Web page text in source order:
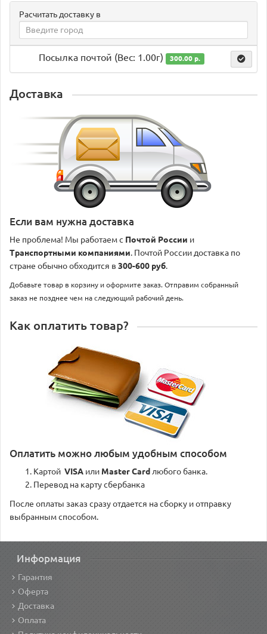
Расчитать доставку в
Посылка почтой (Вес: 1.00г) 300.00 р.
Доставка
Если вам нужна доставка
Не проблема! Мы работаем с Почтой России и
Транспортными компаниями. Почтой России доставка по
стране обычно обходится в 300-600 руб.
Добавьте товар в корзину и оформите заказ. Отправим собранный
заказ не позднее чем на следующий рабочий день.
Как оплатить товар?
Оплатить можно любым удобным способом
Картой VISA или Master Card любого банка.
Перевод на карту сбербанка
После оплаты заказ сразу отдается на сборку и отправку
выбранным способом.
Информация
Гарантия
Оферта
Доставка
Оплата